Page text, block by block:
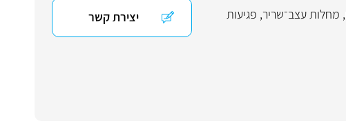
, מחלות עצב־שריר, פגיעות
יצירת קשר